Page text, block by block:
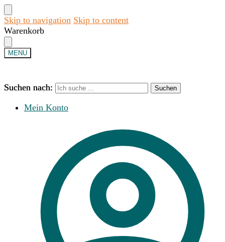
Skip to navigation Skip to content
Warenkorb
MENU
Suchen nach: Suchen
Mein Konto
Suchen nach: Suchen